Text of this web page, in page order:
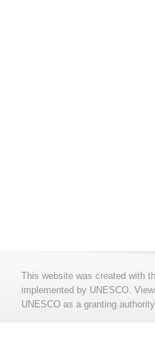
This website was created with
implemented by UNESCO.
UNESCO as a granting